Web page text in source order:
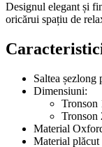
Designul elegant și
oricărui spațiu de
Saltea șezlong
Dimensiuni:
Tronson
Tronson
Material
Material plăcut